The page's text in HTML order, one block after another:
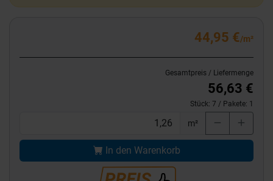
44,95 €/m²
Gesamtpreis / Liefermenge
56,63 €
Stück: 7 / Pakete: 1
m²
In den Warenkorb